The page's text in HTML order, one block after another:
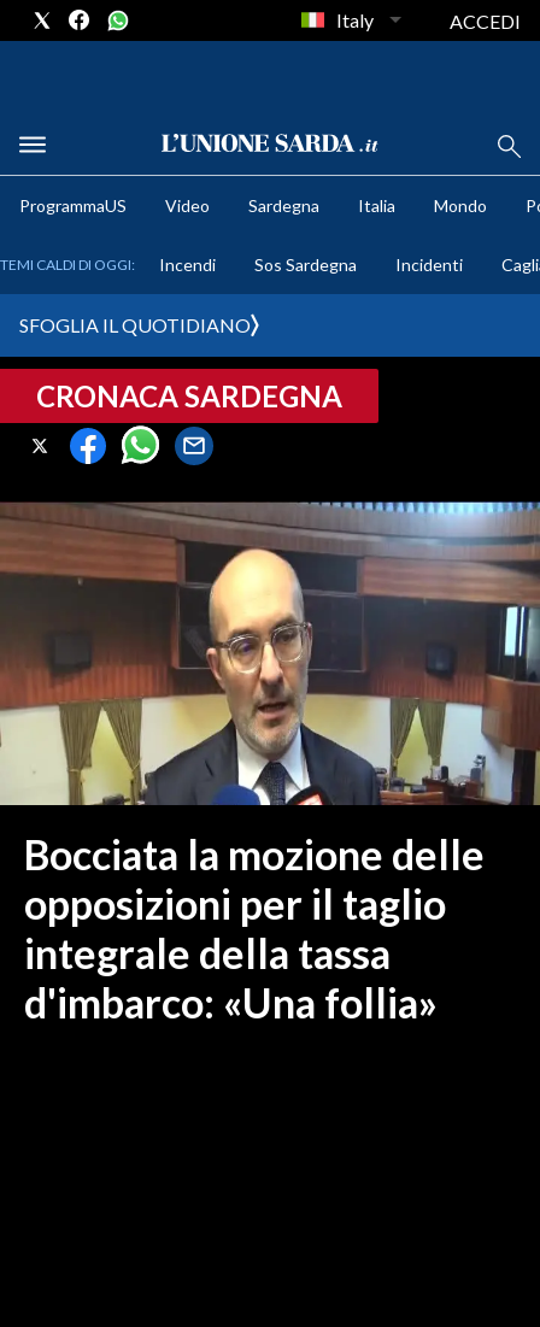
METEO
CRONACA SARDEGNA
CAGLIARI
SULCIS IGLESIENTE
MEDIO CAMPIDANO
ORISTANO E PROVINCIA
SASSARI E PROVINCIA
NUORO E PROVINCIA
OGLIASTRA
AGENDA
ITALIA
MONDO
POLITICA
ECONOMIA
Italy ACCEDI
ProgrammaUS Video Sardegna Italia Mondo
TEMI CALDI DI OGGI: Incendi Sos Sardegna Incidenti
SFOGLIA IL QUOTIDIANO
CRONACA SARDEGNA
Bocciata la mozione delle
opposizioni per il taglio
integrale della tassa
d'imbarco: «Una follia»